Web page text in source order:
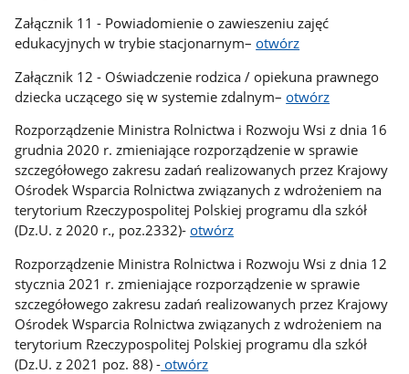
Załącznik 11 - Powiadomienie o zawieszeniu zajęć
edukacyjnych w trybie stacjonarnym–otwórz
Załącznik 12 - Oświadczenie rodzica / opiekuna prawnego
dziecka uczącego się w systemie zdalnym–otwórz
Rozporządzenie Ministra Rolnictwa i Rozwoju Wsi z dnia 16
grudnia 2020 r. zmieniające rozporządzenie w sprawie
szczegółowego zakresu zadań realizowanych przez Krajowy
Ośrodek Wsparcia Rolnictwa związanych z wdrożeniem na
terytorium Rzeczypospolitej Polskiej programu dla szkół
(Dz.U. z 2020 r., poz.2332)-otwórz
Rozporządzenie Ministra Rolnictwa i Rozwoju Wsi z dnia 12
stycznia 2021 r. zmieniające rozporządzenie w sprawie
szczegółowego zakresu zadań realizowanych przez Krajowy
Ośrodek Wsparcia Rolnictwa związanych z wdrożeniem na
terytorium Rzeczypospolitej Polskiej programu dla szkół
(Dz.U. z 2021 poz. 88) - otwórz